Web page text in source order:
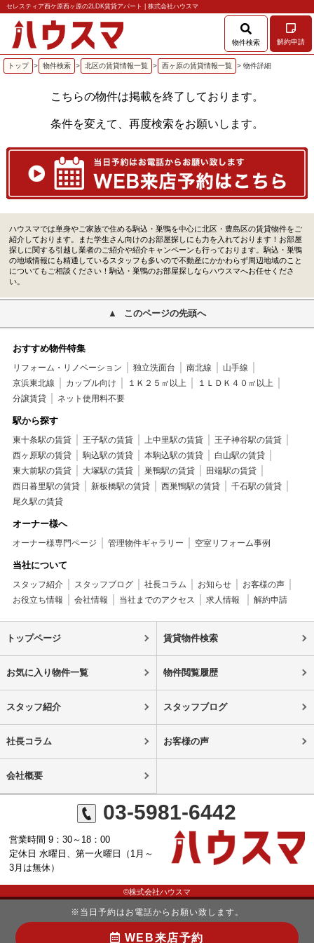
セレスティア西ケ原西ヶ原の2LDK賃貸アパート | 株式会社ハウスマ
物件検索 解約申請
トップ > 物件検索 > 北区の賃貸情報一覧 > 西ヶ原の賃貸情報一覧 > 物件詳細
こちらの物件は掲載を終了しております。
条件を変えて、再度検索をお願いします。
ハウスマでは単身やご家族で住める駒込・巣鴨を中心に北区・豊島区の賃貸物件をご
紹介しております。また学生さん向けのお部屋探しにも力を入れております！お部屋
探しに関する引越し業者のご紹介や紹介キャンペーンも行っております。駒込・巣鴨
の地域情報にも精通しているスタッフも多いので不動産にかかわらず周辺地域のこと
についてもご相談ください！駒込・巣鴨のお部屋探しならハウスマへお任せくださ
い。
このページの先頭へ
おすすめ物件特集
リフォーム・リノベーション 独立洗面台 南北線
山手線
京浜東北線
カップル向け １Ｋ２５㎡以上
１ＬＤＫ４０㎡以上
分譲賃貸
ネット使用料不要
駅から探す
東十条駅の賃貸 王子駅の賃貸 上中里駅の賃貸
王子神谷駅の賃貸
西ヶ原駅の賃貸
駒込駅の賃貸 本駒込駅の賃貸
白山駅の賃貸
東大前駅の賃貸
大塚駅の賃貸 巣鴨駅の賃貸
田端駅の賃貸
西日暮里駅の賃貸
新板橋駅の賃貸 西巣鴨駅の賃貸
千石駅の賃貸
尾久駅の賃貸
オーナー様へ
オーナー様専門ページ 管理物件ギャラリー 空室リフォーム事例
当社について
スタッフ紹介 スタッフブログ 社長コラム お知らせ
お客様の声
お役立ち情報
会社情報 当社までのアクセス 求人情報 解約申請
トップページ 賃貸物件検索
お気に入り物件一覧 物件閲覧履歴
スタッフ紹介 スタッフブログ
社長コラム お客様の声
会社概要
03-5981-6442
営業時間 9：30～18：00
定休日 水曜日、第一火曜日（1月～
3月は無休）
©株式会社ハウスマ
※当日予約はお電話からお願い致します。
WEB来店予約